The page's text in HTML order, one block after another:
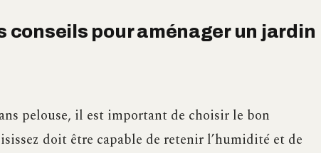
conseils pour aménager un jardin
pelouse, il est important de choisir le bon
doit être capable de retenir l’humidité et de